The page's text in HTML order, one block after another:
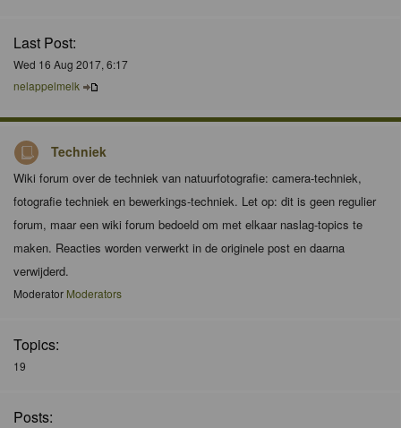
Last Post:
Wed 16 Aug 2017, 6:17
nelappelmelk
Techniek
Wiki forum over de techniek van natuurfotografie: camera-techniek,
fotografie techniek en bewerkings-techniek. Let op: dit is geen regulier
forum, maar een wiki forum bedoeld om met elkaar naslag-topics te
maken. Reacties worden verwerkt in de originele post en daarna
verwijderd.
Moderator Moderators
Topics:
19
Posts: